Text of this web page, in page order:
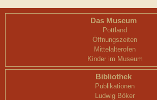
Das Museum
Pottland
Öffnungszeiten
Mittelalterofen
Kinder im Museum
Bibliothek
Publikationen
Ludwig Böker